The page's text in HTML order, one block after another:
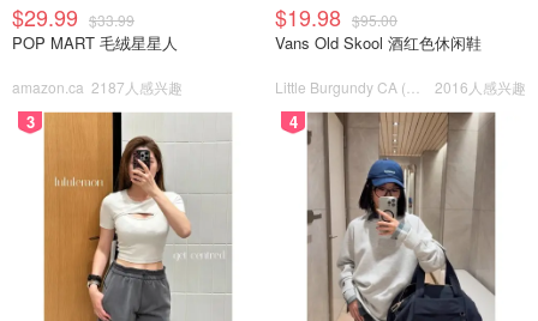
$29.99 $33.99
POP MART 毛绒星星人
amazon.ca 2187人感兴趣
$19.98 $95.00
Vans Old Skool 酒红色休闲鞋
2016人感兴趣
3 4